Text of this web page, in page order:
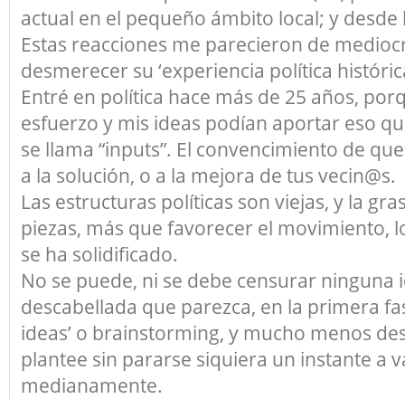
actual en el pequeño ámbito local; y
Estas reacciones me parecieron de
desmerecer su ‘experiencia política
Entré en política hace más de 25 años,
esfuerzo y mis ideas podían aportar eso
se llama “inputs”. El convencimiento de
a la solución, o a la mejora de tus vecin@s.
Las estructuras políticas son viejas, y la
piezas, más que favorecer el movimiento,
se ha solidificado.
No se puede, ni se debe censurar ninguna
descabellada que parezca, en la primera
ideas’ o brainstorming, y mucho menos
plantee sin pararse siquiera un instante a
medianamente.